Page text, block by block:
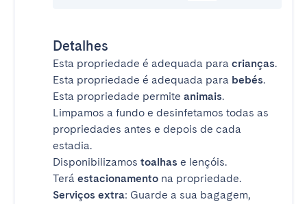
Detalhes
Esta propriedade é adequada para crianças.
Esta propriedade é adequada para bebés.
Esta propriedade permite animais.
Limpamos a fundo e desinfetamos todas as
propriedades antes e depois de cada
estadia.
Disponibilizamos toalhas e lençóis.
Terá estacionamento na propriedade.
Serviços extra: Guarde a sua bagagem,